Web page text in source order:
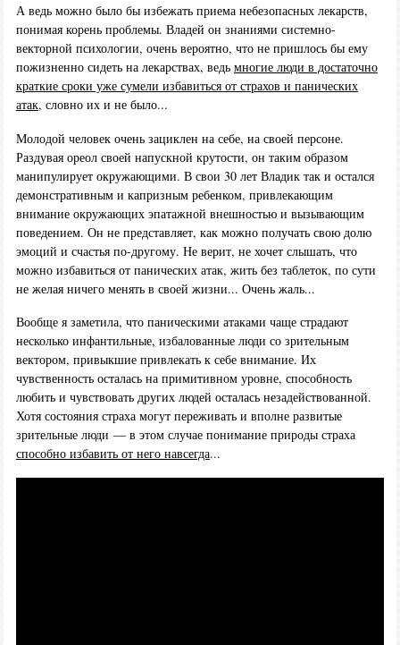
А ведь можно было бы избежать приема небезопасных лекарств,
понимая корень проблемы. Владей он знаниями системно-
векторной психологии, очень вероятно, что не пришлось бы ему
пожизненно сидеть на лекарствах, ведь многие люди в достаточно
краткие сроки уже сумели избавиться от страхов и панических
атак, словно их и не было...
Молодой человек очень зациклен на себе, на своей персоне.
Раздувая ореол своей напускной крутости, он таким образом
манипулирует окружающими. В свои 30 лет Владик так и остался
демонстративным и капризным ребенком, привлекающим
внимание окружающих эпатажной внешностью и вызывающим
поведением. Он не представляет, как можно получать свою долю
эмоций и счастья по-другому. Не верит, не хочет слышать, что
можно избавиться от панических атак, жить без таблеток, по сути
не желая ничего менять в своей жизни... Очень жаль...
Вообще я заметила, что паническими атаками чаще страдают
несколько инфантильные, избалованные люди со зрительным
вектором, привыкшие привлекать к себе внимание. Их
чувственность осталась на примитивном уровне, способность
любить и чувствовать других людей осталась незадействованной.
Хотя состояния страха могут переживать и вполне развитые
зрительные люди — в этом случае понимание природы страха
способно избавить от него навсегда...